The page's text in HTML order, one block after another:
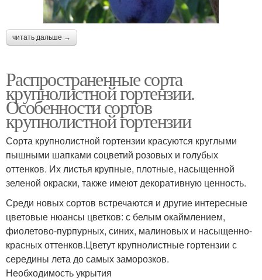
читать дальше →
Распространенные сорта
крупнолистной гортензии.
Особенности сортов
крупнолистной гортензии
Сорта крупнолистной гортензии красуются круглыми
пышными шапками соцветий розовых и голубых
оттенков. Их листья крупные, плотные, насыщенной
зеленой окраски, также имеют декоративную ценность.
Среди новых сортов встречаются и другие интересные
цветовые нюансы цветков: с белым окаймлением,
фиолетово-пурпурных, синих, малиновых и насыщенно-
красных оттенков.Цветут крупнолистные гортензии с
середины лета до самых заморозков.
Необходимость укрытия